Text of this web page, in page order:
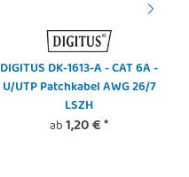
DIGITUS DK-1613-A - CAT 6A -
U/UTP Patchkabel AWG 26/7
LSZH
ab1,20 €*